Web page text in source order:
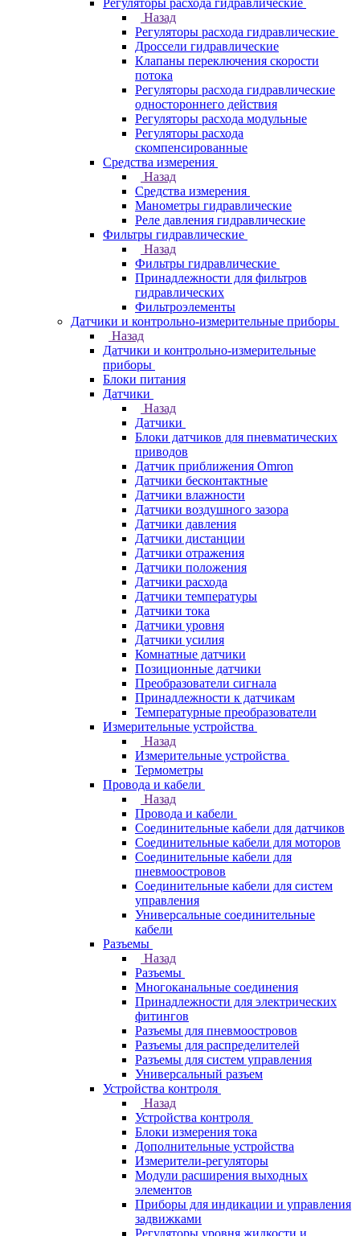
Регуляторы расхода гидравлические
Назад
Регуляторы расхода гидравлические
Дроссели гидравлические
Клапаны переключения скорости
потока
Регуляторы расхода гидравлические
одностороннего действия
Регуляторы расхода модульные
Регуляторы расхода
скомпенсированные
Средства измерения
Назад
Средства измерения
Манометры гидравлические
Реле давления гидравлические
Фильтры гидравлические
Назад
Фильтры гидравлические
Принадлежности для фильтров
гидравлических
Фильтроэлементы
Датчики и контрольно-измерительные приборы
Назад
Датчики и контрольно-измерительные
приборы
Блоки питания
Датчики
Назад
Датчики
Блоки датчиков для пневматических
приводов
Датчик приближения Omron
Датчики бесконтактные
Датчики влажности
Датчики воздушного зазора
Датчики давления
Датчики дистанции
Датчики отражения
Датчики положения
Датчики расхода
Датчики температуры
Датчики тока
Датчики уровня
Датчики усилия
Комнатные датчики
Позиционные датчики
Преобразователи сигнала
Принадлежности к датчикам
Температурные преобразователи
Измерительные устройства
Назад
Измерительные устройства
Термометры
Провода и кабели
Назад
Провода и кабели
Соединительные кабели для датчиков
Соединительные кабели для моторов
Соединительные кабели для
пневмоостровов
Соединительные кабели для систем
управления
Универсальные соединительные
кабели
Разъемы
Назад
Разъемы
Многоканальные соединения
Принадлежности для электрических
фитингов
Разъемы для пневмоостровов
Разъемы для распределителей
Разъемы для систем управления
Универсальный разъем
Устройства контроля
Назад
Устройства контроля
Блоки измерения тока
Дополнительные устройства
Измерители-регуляторы
Модули расширения выходных
элементов
Приборы для индикации и управления
задвижками